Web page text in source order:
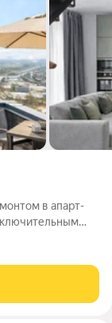
в апарт-
коммерческого